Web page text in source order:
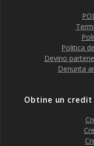
Politica
Devino
Denunta
Obtine un